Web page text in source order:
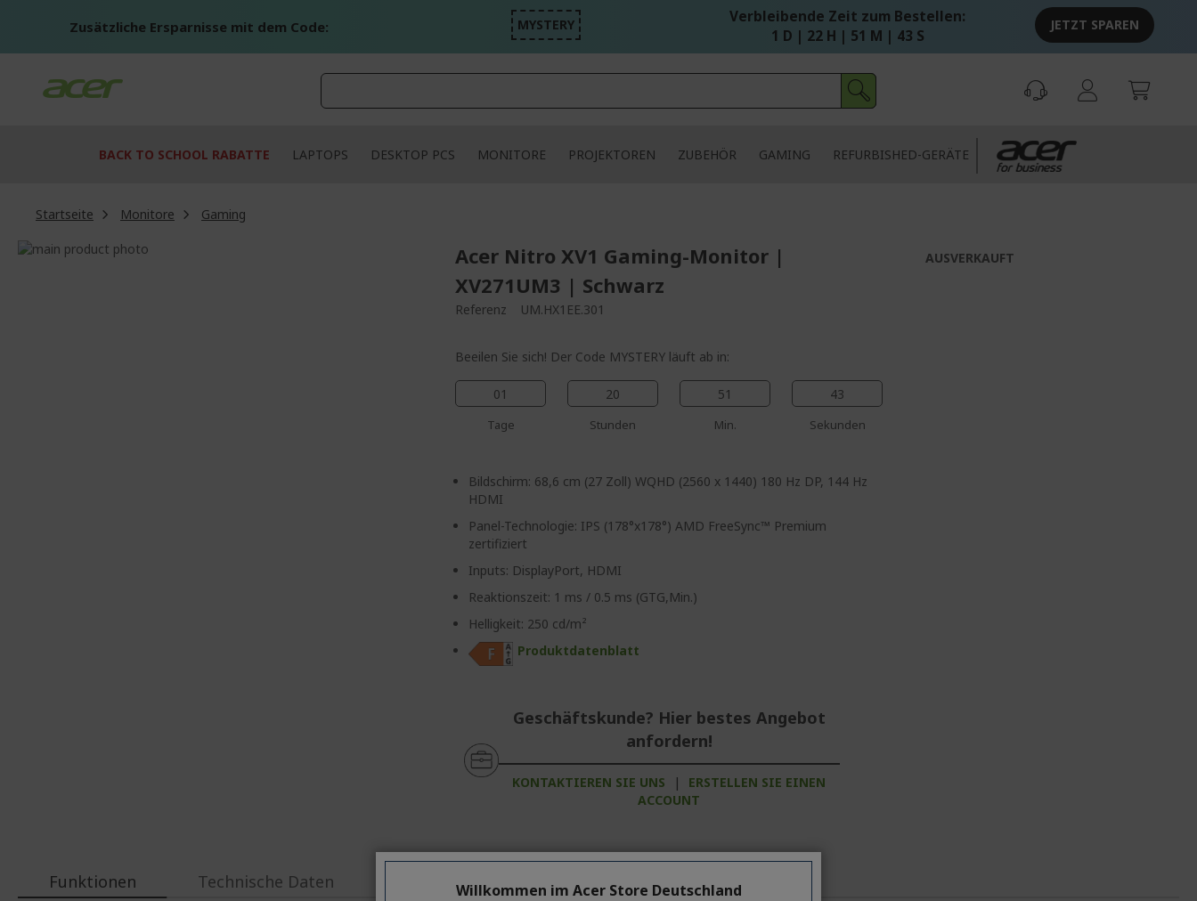
Zusätzliche Ersparnisse mit dem Code: MYSTERY
Verbleibende Zeit zum Bestellen:
1 D | 22 H | 51 M | 43 S
JETZT SPAREN
BACK TO SCHOOL RABATTE LAPTOPS DESKTOP PCS MONITORE PROJEKTOREN ZUBEHÖR GAMING REFURBISHED-GERÄTE
Startseite Monitore
Gaming
Zum
Acer Nitro XV1 Gaming-Monitor |
XV271UM3 | Schwarz
Referenz UM.HX1EE.301
Beeilen Sie sich! Der Code MYSTERY läuft ab in:
01
Tage
20
Stunden
51
Min.
43
Sekunden
Bildschirm: 68,6 cm (27 Zoll) WQHD (2560 x 1440) 180 Hz DP, 144 Hz
HDMI
Panel-Technologie: IPS (178°x178°) AMD FreeSync™ Premium
zertifiziert
Inputs: DisplayPort, HDMI
Reaktionszeit: 1 ms / 0.5 ms (GTG,Min.)
Helligkeit: 250 cd/m²
Produktdatenblatt
Geschäftskunde? Hier bestes Angebot
anfordern!
KONTAKTIEREN SIE UNS |
ERSTELLEN SIE EINEN
ACCOUNT
AUSVERKAUFT
Funktionen Technische Daten Willkommen im Acer Store Deutschland